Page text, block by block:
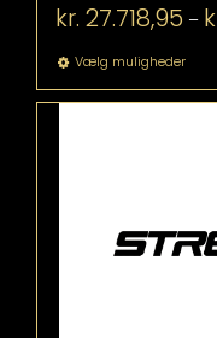
kr. 27.718,95 –
Vælg mulighederDette
har
på